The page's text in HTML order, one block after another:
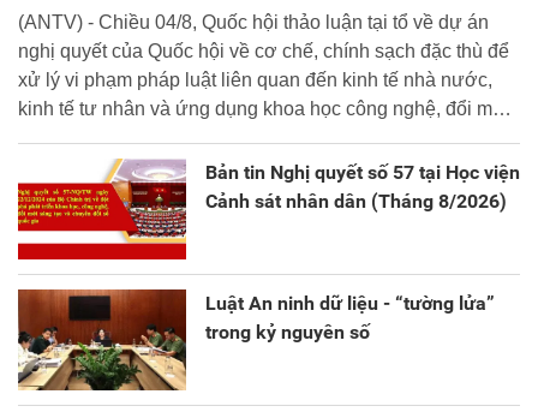
(ANTV) - Chiều 04/8, Quốc hội thảo luận tại tổ về dự án
nghị quyết của Quốc hội về cơ chế, chính sạch đặc thù để
xử lý vi phạm pháp luật liên quan đến kinh tế nhà nước,
kinh tế tư nhân và ứng dụng khoa học công nghệ, đổi mới
Bản tin Nghị quyết số 57 tại Học viện
Cảnh sát nhân dân (Tháng 8/2026)
Luật An ninh dữ liệu - “tường lửa”
trong kỷ nguyên số